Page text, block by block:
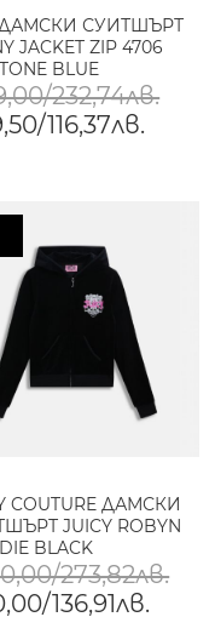
ДАМСКИ СУИТШЪРТ
JACKET ZIP 4706
BLUE
232,74лв.
116,37лв.
COUTURE ДАМСКИ
JUICY ROBYN
BLACK
273,82лв.
136,91лв.